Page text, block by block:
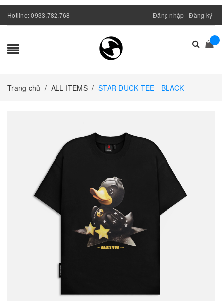
Hotline:0933.782.768 Đăng nhập Đăng ký
Trang chủ / ALL ITEMS / STAR DUCK TEE - BLACK